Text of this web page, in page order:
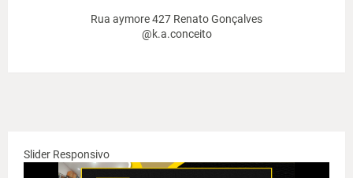
Rua aymore 427 Renato Gonçalves
@k.a.conceito
Slider Responsivo